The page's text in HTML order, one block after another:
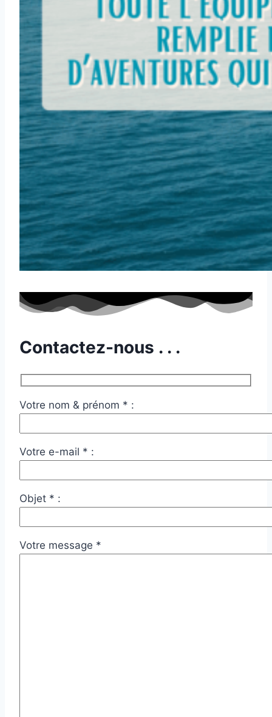
Contactez-nous . . .
Votre nom & prénom * :
Votre e-mail * :
Objet * :
Votre message *